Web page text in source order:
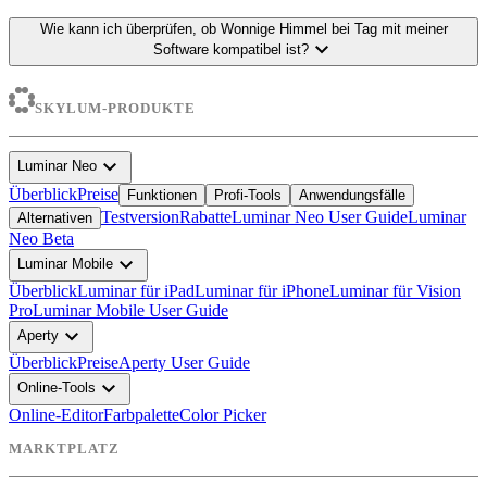
Wie kann ich überprüfen, ob Wonnige Himmel bei Tag mit meiner
Software kompatibel ist?expand_more
SKYLUM-PRODUKTE
Luminar Neo expand_more
ÜberblickPreise Funktionen Profi-Tools
Anwendungsfälle
Alternativen TestversionRabatteLuminar Neo User GuideLuminar
Neo Beta
Luminar Mobile expand_more
ÜberblickLuminar für iPadLuminar für iPhoneLuminar für Vision
ProLuminar Mobile User Guide
Aperty expand_more
ÜberblickPreiseAperty User Guide
Online-Tools expand_more
Online-EditorFarbpaletteColor Picker
MARKTPLATZ